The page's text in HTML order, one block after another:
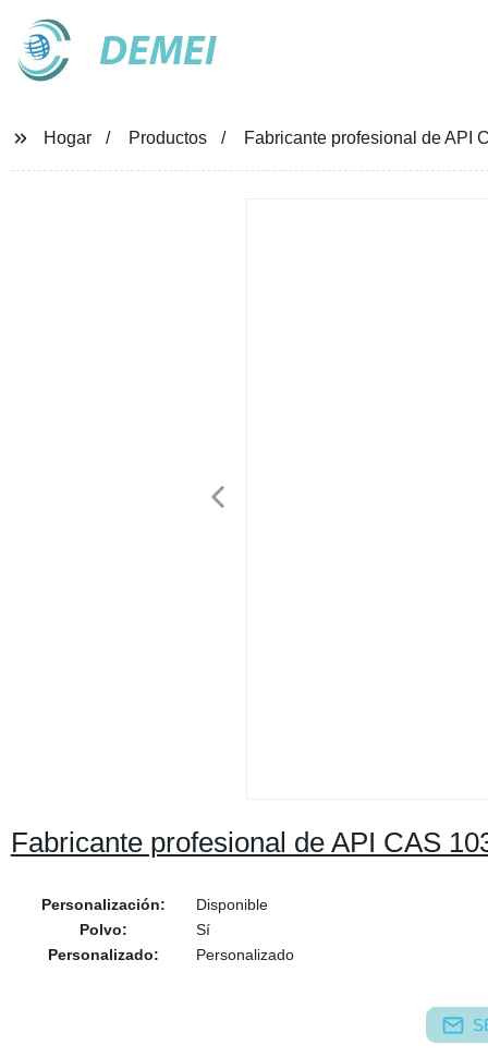
DEMEI
Hogar Productos Fabricante profesional de API
Fabricante profesional de API CAS
Personalización:
Disponible
Polvo:
Sí
Personalizado:
Personalizado